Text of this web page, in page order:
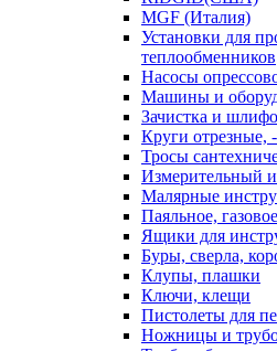
MGF (Италия)
Установки для
теплообменников
Насосы
Машины и
Зачистка и
Круги отрезные,
Тросы
Измерительный
Малярные
Паяльное,
Ящики для
Буры, сверла,
Клупы, плашки
Ключи, клещи
Пистолеты для
Ножницы и